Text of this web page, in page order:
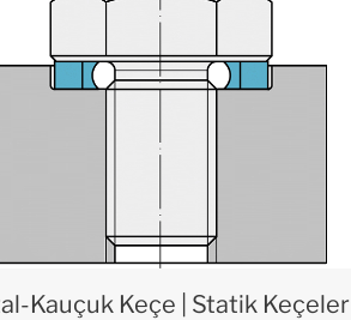
Kauçuk Keçe | Statik Keçeler |